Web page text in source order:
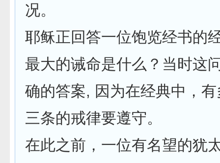
况。
耶稣正回答一位饱览经书的
最大的诫命是什么？当时这
确的答案, 因为在经典中，
三条的戒律要遵守。
在此之前，一位有名望的犹